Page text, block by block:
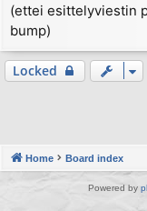
s
t
(ettei esittelyviestin
bump)
Locked
Home Board index
Powered by